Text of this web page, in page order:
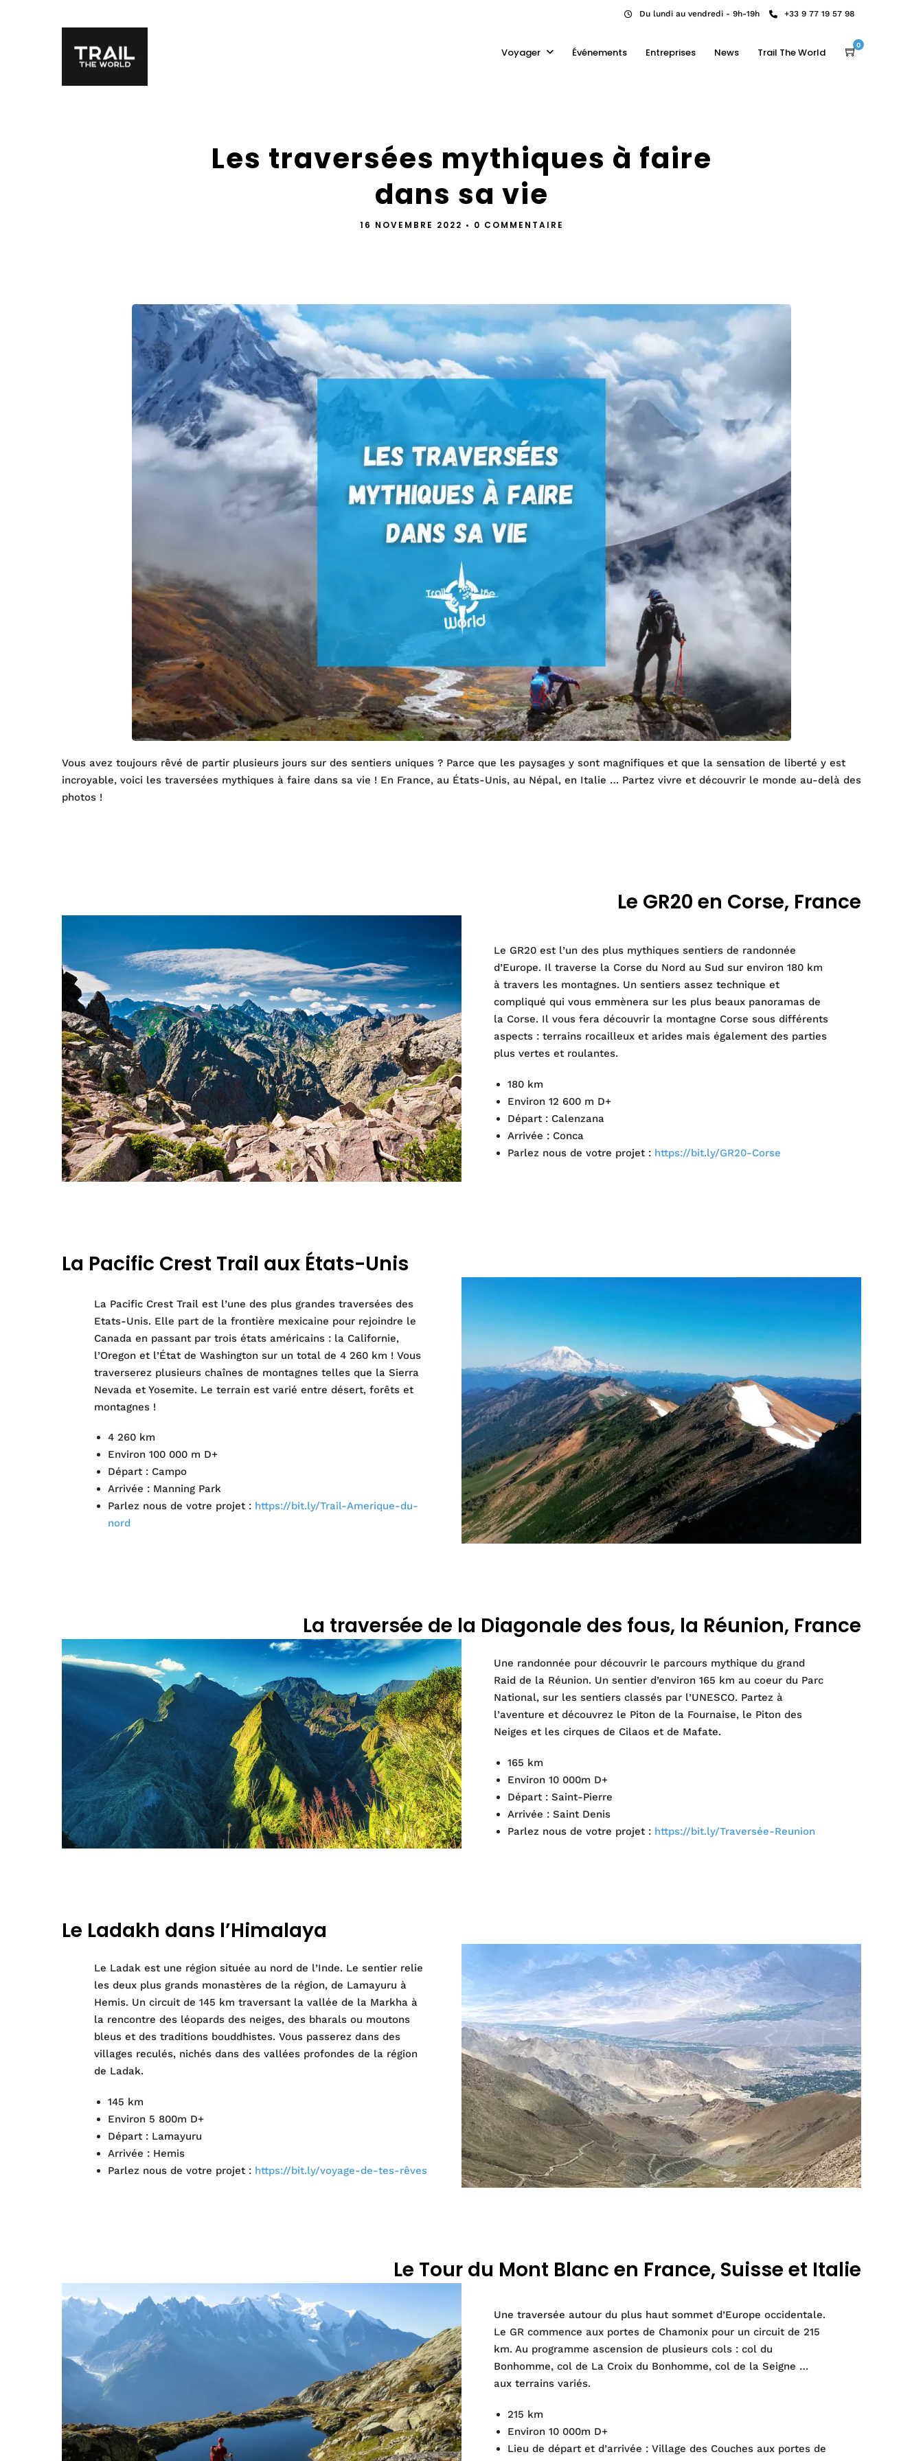
Du lundi au vendredi - 9h-19h +33 9 77 19 57 98
Voyager Événements Entreprises News Trail The World
0
Les traversées mythiques à faire
dans sa vie
16 NOVEMBRE 2022 • 0 COMMENTAIRE
Vous avez toujours rêvé de partir plusieurs jours sur des sentiers uniques ? Parce que les paysages y sont magnifiques et que la sensation de liberté y est
incroyable, voici les traversées mythiques à faire dans sa vie ! En France, au États-Unis, au Népal, en Italie … Partez vivre et découvrir le monde au-delà des
photos !
Le GR20 en Corse, France
Le GR20 est l’un des plus mythiques sentiers de randonnée
d’Europe. Il traverse la Corse du Nord au Sud sur environ 180 km
à travers les montagnes. Un sentiers assez technique et
compliqué qui vous emmènera sur les plus beaux panoramas de
la Corse. Il vous fera découvrir la montagne Corse sous différents
aspects : terrains rocailleux et arides mais également des parties
plus vertes et roulantes.
180 km
Environ 12 600 m D+
Départ : Calenzana
Arrivée : Conca
Parlez nous de votre projet :https://bit.ly/GR20-Corse
La Pacific Crest Trail aux États-Unis
La Pacific Crest Trail est l’une des plus grandes traversées des
Etats-Unis. Elle part de la frontière mexicaine pour rejoindre le
Canada en passant par trois états américains : la Californie,
l’Oregon et l’État de Washington sur un total de 4 260 km ! Vous
traverserez plusieurs chaînes de montagnes telles que la Sierra
Nevada et Yosemite. Le terrain est varié entre désert, forêts et
montagnes !
4 260 km
Environ 100 000 m D+
Départ : Campo
Arrivée : Manning Park
Parlez nous de votre projet : https://bit.ly/Trail-Amerique-du-
nord
La traversée de la Diagonale des fous, la Réunion, France
Une randonnée pour découvrir le parcours mythique du grand
Raid de la Réunion. Un sentier d’environ 165 km au coeur du Parc
National, sur les sentiers classés par l’UNESCO. Partez à
l’aventure et découvrez le Piton de la Fournaise, le Piton des
Neiges et les cirques de Cilaos et de Mafate.
165 km
Environ 10 000m D+
Départ : Saint-Pierre
Arrivée : Saint Denis
Parlez nous de votre projet : https://bit.ly/Traversée-Reunion
Le Ladakh dans l’Himalaya
Le Ladak est une région située au nord de l’Inde. Le sentier relie
les deux plus grands monastères de la région, de Lamayuru à
Hemis. Un circuit de 145 km traversant la vallée de la Markha à
la rencontre des léopards des neiges, des bharals ou moutons
bleus et des traditions bouddhistes. Vous passerez dans des
villages reculés, nichés dans des vallées profondes de la région
de Ladak.
145 km
Environ 5 800m D+
Départ : Lamayuru
Arrivée : Hemis
Parlez nous de votre projet : https://bit.ly/voyage-de-tes-rêves
Le Tour du Mont Blanc en France, Suisse et Italie
Une traversée autour du plus haut sommet d’Europe occidentale.
Le GR commence aux portes de Chamonix pour un circuit de 215
km. Au programme ascension de plusieurs cols : col du
Bonhomme, col de La Croix du Bonhomme, col de la Seigne …
aux terrains variés.
215 km
Environ 10 000m D+
Lieu de départ et d’arrivée : Village des Couches aux portes de